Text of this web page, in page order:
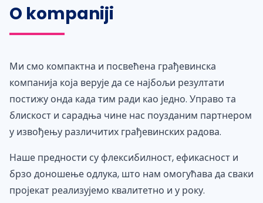
O kompaniji
Ми смо компактна и посвећена грађевинска
компанија која верује да се најбољи резултати
постижу онда када тим ради као једно. Управо та
блискост и сарадња чине нас поузданим партнером
у извођењу различитих грађевинских радова.
Наше предности су флексибилност, ефикасност и
брзо доношење одлука, што нам омогућава да сваки
пројекат реализујемо квалитетно и у року.